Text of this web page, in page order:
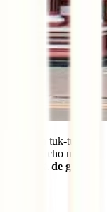
Lanka en tuk-tuk?
mucho más
te será de gran
ahora: